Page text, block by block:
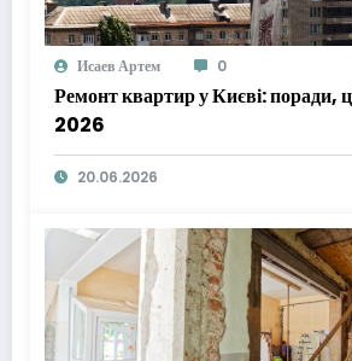
Исаев Артем 0
Ремонт квартир у Києві: поради,
2026
20.06.2026